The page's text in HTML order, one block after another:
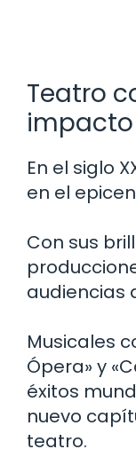
Teatro
En el siglo
en el
Con sus
audiencias
Musicales
Ópera» y
éxitos
nuevo
teatro.